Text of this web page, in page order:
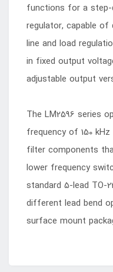
functions for a
regulator, capable of
line and load
in fixed output
adjustable output
The LM2596 series
frequency of 150
filter components
lower frequency
standard 5-lead TO-
different lead bend
surface mount